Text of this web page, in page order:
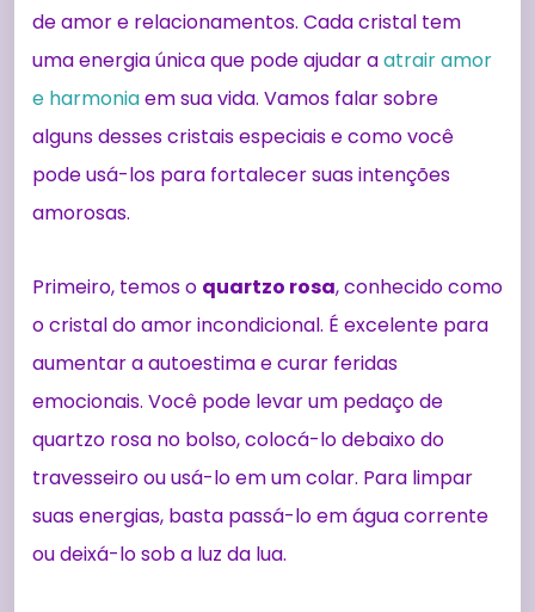
de amor e relacionamentos. Cada cristal tem
uma energia única que pode ajudar aatrair amor
e harmoniaem sua vida. Vamos falar sobre
alguns desses cristais especiais e como você
pode usá-los para fortalecer suas intenções
amorosas.
Primeiro, temos o quartzo rosa, conhecido como
o cristal do amor incondicional. É excelente para
aumentar a autoestima e curar feridas
emocionais. Você pode levar um pedaço de
quartzo rosa no bolso, colocá-lo debaixo do
travesseiro ou usá-lo em um colar. Para limpar
suas energias, basta passá-lo em água corrente
ou deixá-lo sob a luz da lua.